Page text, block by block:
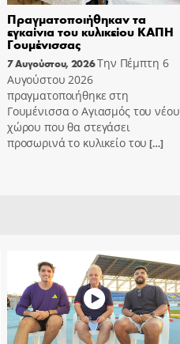
Πραγματοποιήθηκαν τα
εγκαίνια του κυλικείου ΚΑΠΗ
Γουμένισσας
7 Αυγούστου, 2026Την Πέμπτη 6
Αυγούστου 2026
πραγματοποιήθηκε στη
Γουμένισσα ο Αγιασμός του νέου
χώρου που θα στεγάσει
προσωρινά το κυλικείο του […]